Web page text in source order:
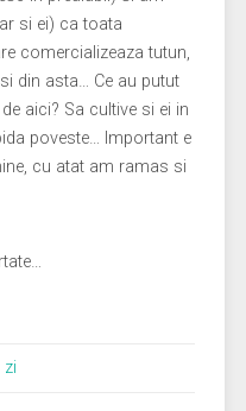
si ei) ca toata
comercializeaza tutun,
din asta… Ce au putut
aici? Sa cultive si ei in
poveste… Important e
cu atat am ramas si
zi